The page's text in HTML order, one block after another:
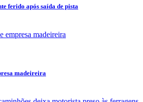
ferido após saída de pista
madeireira